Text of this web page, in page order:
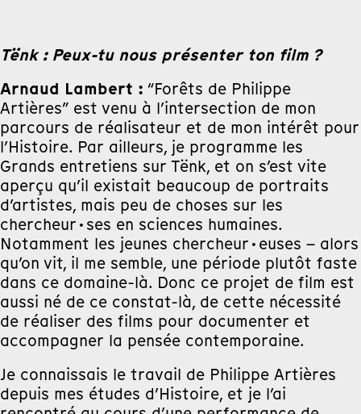
Tënk : Peux-tu nous présenter ton film ?
Arnaud Lambert : “Forêts de Philippe
Artières” est venu à l’intersection de mon
parcours de réalisateur et de mon intérêt pour
l’Histoire. Par ailleurs, je programme les
Grands entretiens sur Tënk, et on s’est vite
aperçu qu’il existait beaucoup de portraits
d’artistes, mais peu de choses sur les
chercheur·ses en sciences humaines.
Notamment les jeunes chercheur·euses – alors
qu’on vit, il me semble, une période plutôt faste
dans ce domaine-là. Donc ce projet de film est
aussi né de ce constat-là, de cette nécessité
de réaliser des films pour documenter et
accompagner la pensée contemporaine.
Je connaissais le travail de Philippe Artières
depuis mes études d’Histoire, et je l’ai